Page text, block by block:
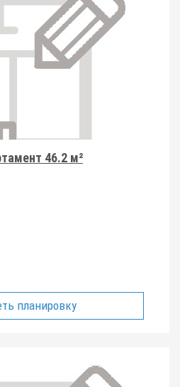
46.2 м²
планировку